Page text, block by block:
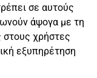
σε αυτούς
άψογα με τη
χρήστες
εξυπηρέτηση